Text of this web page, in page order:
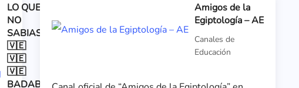
LO QUE
NO
SABIAS
🇻🇪
🇻🇪
🇻🇪
BADAB
Amigos de la
Egiptología – AE
Canales de
Educación